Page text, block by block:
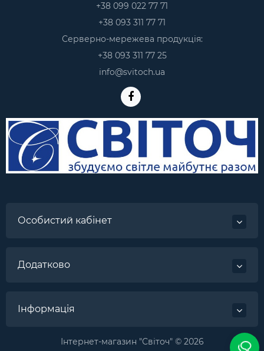
+38 099 022 77 71
+38 093 311 77 71
Серверно-мережева продукція:
+38 093 311 77 25
info@svitoch.ua
Особистий кабінет
Додатково
Інформація
Інтернет-магазин "Світоч" © 2026